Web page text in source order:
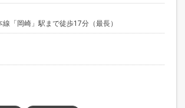
線「岡崎」駅まで徒歩17分（最長）